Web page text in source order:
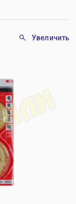
Увеличить